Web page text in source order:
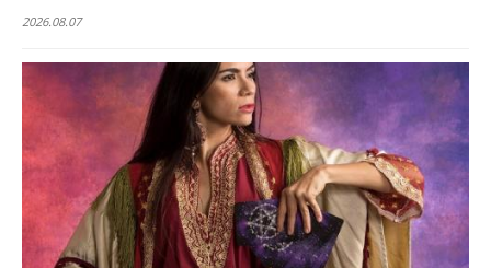
2026.08.07